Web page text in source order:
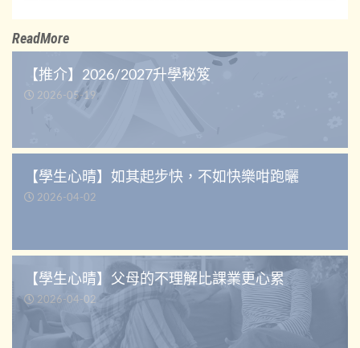
ReadMore
【推介】2026/2027升學秘笈
2026-05-19
【學生心晴】如其起步快，不如快樂咁跑曬
2026-04-02
【學生心晴】父母的不理解比課業更心累
2026-04-02